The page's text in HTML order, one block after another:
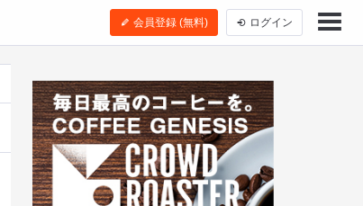
会員登録 (無料) ログイン